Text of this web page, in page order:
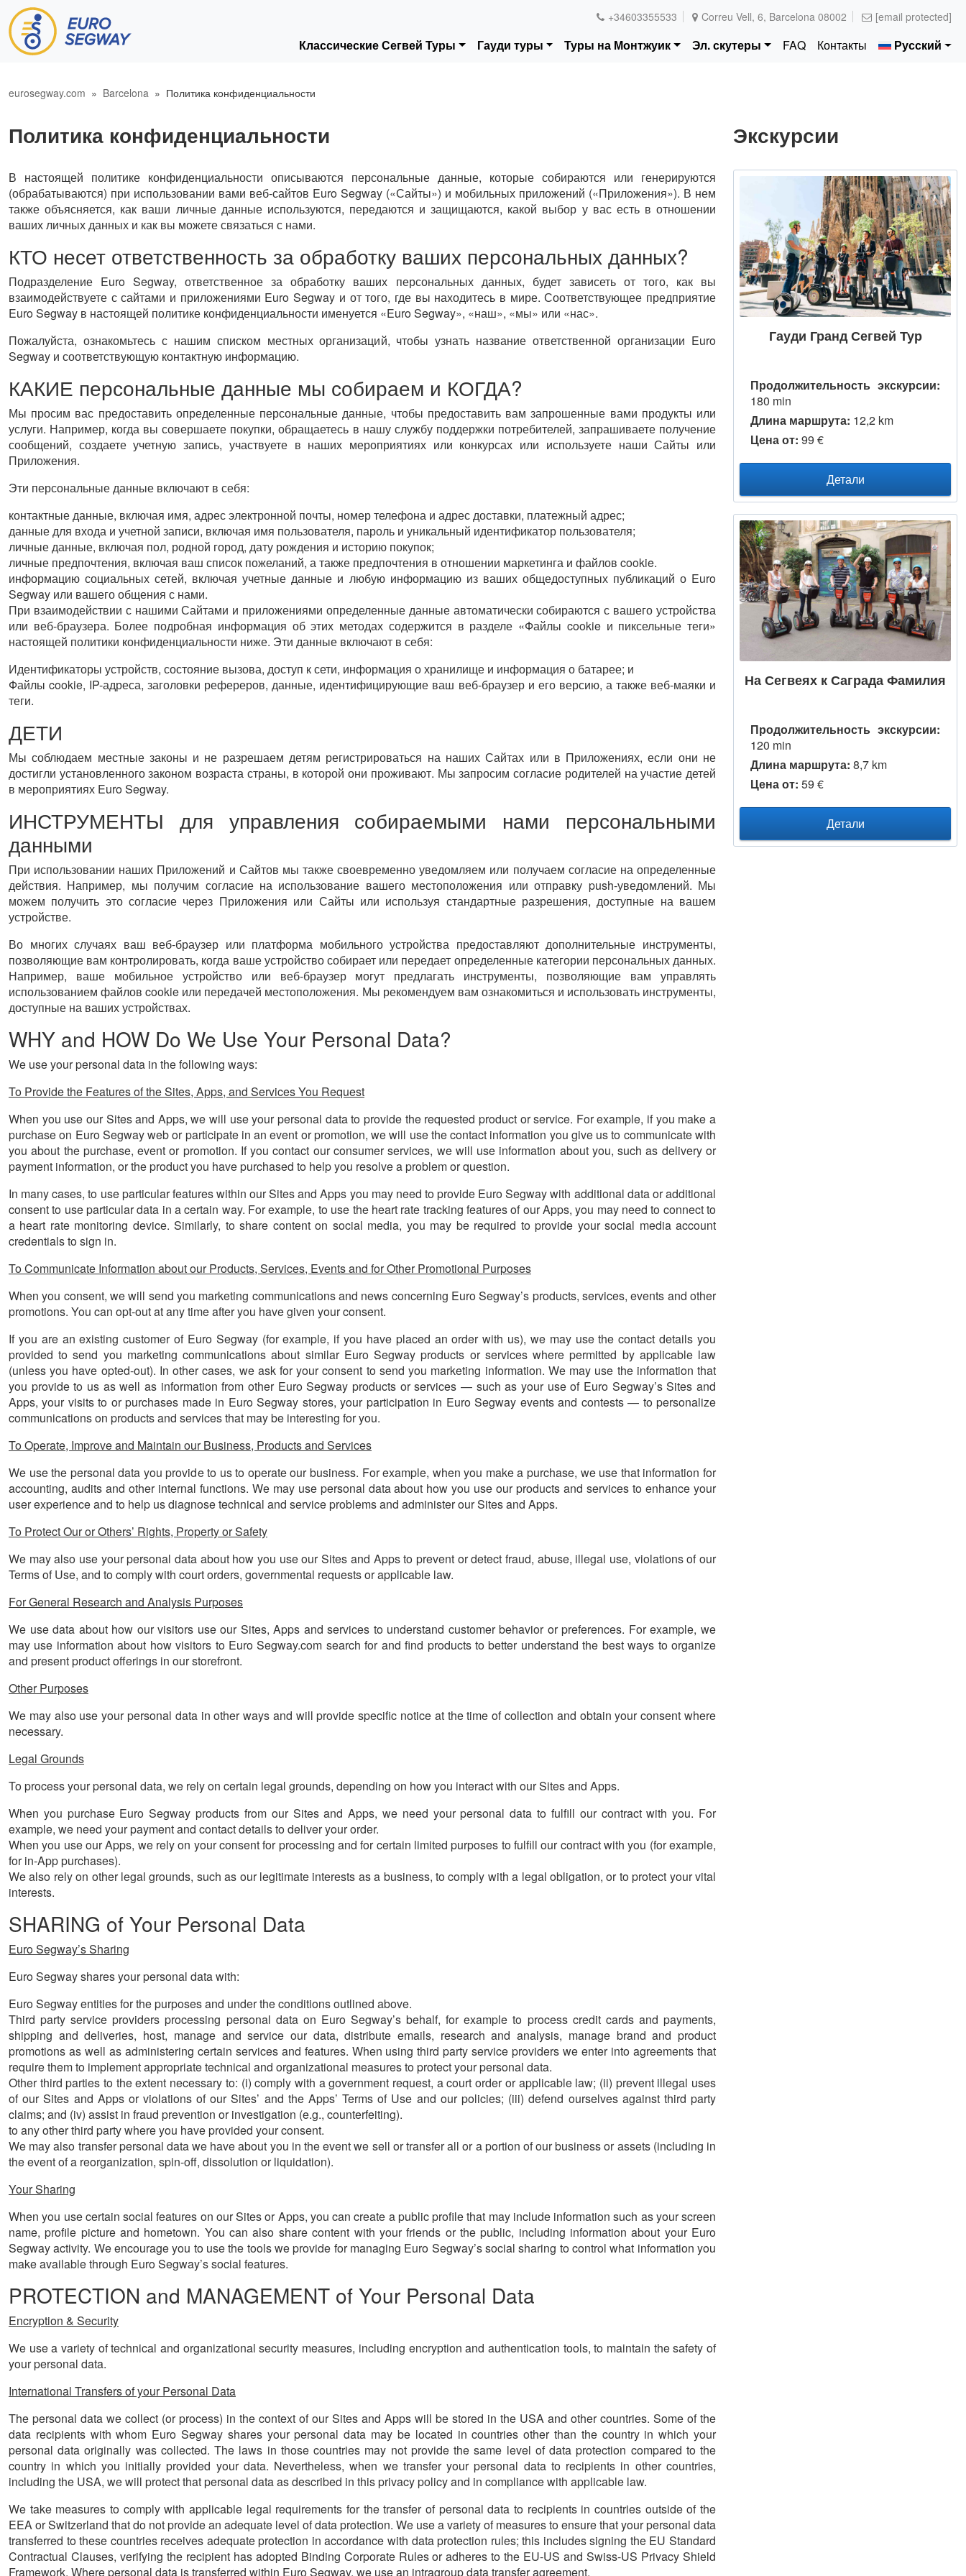
Основная навигация
+34603355533 Correu Vell, 6, Barcelona 08002 [email protected]
Классические Сегвей Туры Гауди туры Туры на Монтжуик Эл. скутеры FAQ Контакты Русский
eurosegway.com » Barcelona » Политика конфиденциальности
Политика конфиденциальности
В настоящей политике конфиденциальности описываются персональные данные, которые собираются или генерируются
(обрабатываются) при использовании вами веб-сайтов Euro Segway («Сайты») и мобильных приложений («Приложения»). В нем
также объясняется, как ваши личные данные используются, передаются и защищаются, какой выбор у вас есть в отношении
ваших личных данных и как вы можете связаться с нами.
КТО несет ответственность за обработку ваших персональных данных?
Подразделение Euro Segway, ответственное за обработку ваших персональных данных, будет зависеть от того, как вы
взаимодействуете с сайтами и приложениями Euro Segway и от того, где вы находитесь в мире. Соответствующее предприятие
Euro Segway в настоящей политике конфиденциальности именуется «Euro Segway», «наш», «мы» или «нас».
Пожалуйста, ознакомьтесь с нашим списком местных организаций, чтобы узнать название ответственной организации Euro
Segway и соответствующую контактную информацию.
КАКИЕ персональные данные мы собираем и КОГДА?
Мы просим вас предоставить определенные персональные данные, чтобы предоставить вам запрошенные вами продукты или
услуги. Например, когда вы совершаете покупки, обращаетесь в нашу службу поддержки потребителей, запрашиваете получение
сообщений, создаете учетную запись, участвуете в наших мероприятиях или конкурсах или используете наши Сайты или
Приложения.
Эти персональные данные включают в себя:
контактные данные, включая имя, адрес электронной почты, номер телефона и адрес доставки, платежный адрес;
данные для входа и учетной записи, включая имя пользователя, пароль и уникальный идентификатор пользователя;
личные данные, включая пол, родной город, дату рождения и историю покупок;
личные предпочтения, включая ваш список пожеланий, а также предпочтения в отношении маркетинга и файлов cookie.
информацию социальных сетей, включая учетные данные и любую информацию из ваших общедоступных публикаций о Euro
Segway или вашего общения с нами.
При взаимодействии с нашими Сайтами и приложениями определенные данные автоматически собираются с вашего устройства
или веб-браузера. Более подробная информация об этих методах содержится в разделе «Файлы cookie и пиксельные теги»
настоящей политики конфиденциальности ниже. Эти данные включают в себя:
Идентификаторы устройств, состояние вызова, доступ к сети, информация о хранилище и информация о батарее; и
Файлы cookie, IP-адреса, заголовки рефереров, данные, идентифицирующие ваш веб-браузер и его версию, а также веб-маяки и
теги.
ДЕТИ
Мы соблюдаем местные законы и не разрешаем детям регистрироваться на наших Сайтах или в Приложениях, если они не
достигли установленного законом возраста страны, в которой они проживают. Мы запросим согласие родителей на участие детей
в мероприятиях Euro Segway.
ИНСТРУМЕНТЫ для управления собираемыми нами персональными
данными
При использовании наших Приложений и Сайтов мы также своевременно уведомляем или получаем согласие на определенные
действия. Например, мы получим согласие на использование вашего местоположения или отправку push-уведомлений. Мы
можем получить это согласие через Приложения или Сайты или используя стандартные разрешения, доступные на вашем
устройстве.
Во многих случаях ваш веб-браузер или платформа мобильного устройства предоставляют дополнительные инструменты,
позволяющие вам контролировать, когда ваше устройство собирает или передает определенные категории персональных данных.
Например, ваше мобильное устройство или веб-браузер могут предлагать инструменты, позволяющие вам управлять
использованием файлов cookie или передачей местоположения. Мы рекомендуем вам ознакомиться и использовать инструменты,
доступные на ваших устройствах.
WHY and HOW Do We Use Your Personal Data?
We use your personal data in the following ways:
To Provide the Features of the Sites, Apps, and Services You Request
When you use our Sites and Apps, we will use your personal data to provide the requested product or service. For example, if you make a
purchase on Euro Segway web or participate in an event or promotion, we will use the contact information you give us to communicate with
you about the purchase, event or promotion. If you contact our consumer services, we will use information about you, such as delivery or
payment information, or the product you have purchased to help you resolve a problem or question.
In many cases, to use particular features within our Sites and Apps you may need to provide Euro Segway with additional data or additional
consent to use particular data in a certain way. For example, to use the heart rate tracking features of our Apps, you may need to connect to
a heart rate monitoring device. Similarly, to share content on social media, you may be required to provide your social media account
credentials to sign in.
To Communicate Information about our Products, Services, Events and for Other Promotional Purposes
When you consent, we will send you marketing communications and news concerning Euro Segway’s products, services, events and other
promotions. You can opt-out at any time after you have given your consent.
If you are an existing customer of Euro Segway (for example, if you have placed an order with us), we may use the contact details you
provided to send you marketing communications about similar Euro Segway products or services where permitted by applicable law
(unless you have opted-out). In other cases, we ask for your consent to send you marketing information. We may use the information that
you provide to us as well as information from other Euro Segway products or services — such as your use of Euro Segway’s Sites and
Apps, your visits to or purchases made in Euro Segway stores, your participation in Euro Segway events and contests — to personalize
communications on products and services that may be interesting for you.
To Operate, Improve and Maintain our Business, Products and Services
We use the personal data you provide to us to operate our business. For example, when you make a purchase, we use that information for
accounting, audits and other internal functions. We may use personal data about how you use our products and services to enhance your
user experience and to help us diagnose technical and service problems and administer our Sites and Apps.
To Protect Our or Others’ Rights, Property or Safety
We may also use your personal data about how you use our Sites and Apps to prevent or detect fraud, abuse, illegal use, violations of our
Terms of Use, and to comply with court orders, governmental requests or applicable law.
For General Research and Analysis Purposes
We use data about how our visitors use our Sites, Apps and services to understand customer behavior or preferences. For example, we
may use information about how visitors to Euro Segway.com search for and find products to better understand the best ways to organize
and present product offerings in our storefront.
Other Purposes
We may also use your personal data in other ways and will provide specific notice at the time of collection and obtain your consent where
necessary.
Legal Grounds
To process your personal data, we rely on certain legal grounds, depending on how you interact with our Sites and Apps.
When you purchase Euro Segway products from our Sites and Apps, we need your personal data to fulfill our contract with you. For
example, we need your payment and contact details to deliver your order.
When you use our Apps, we rely on your consent for processing and for certain limited purposes to fulfill our contract with you (for example,
for in-App purchases).
We also rely on other legal grounds, such as our legitimate interests as a business, to comply with a legal obligation, or to protect your vital
interests.
SHARING of Your Personal Data
Euro Segway’s Sharing
Euro Segway shares your personal data with:
Euro Segway entities for the purposes and under the conditions outlined above.
Third party service providers processing personal data on Euro Segway’s behalf, for example to process credit cards and payments,
shipping and deliveries, host, manage and service our data, distribute emails, research and analysis, manage brand and product
promotions as well as administering certain services and features. When using third party service providers we enter into agreements that
require them to implement appropriate technical and organizational measures to protect your personal data.
Other third parties to the extent necessary to: (i) comply with a government request, a court order or applicable law; (ii) prevent illegal uses
of our Sites and Apps or violations of our Sites’ and the Apps’ Terms of Use and our policies; (iii) defend ourselves against third party
claims; and (iv) assist in fraud prevention or investigation (e.g., counterfeiting).
to any other third party where you have provided your consent.
We may also transfer personal data we have about you in the event we sell or transfer all or a portion of our business or assets (including in
the event of a reorganization, spin-off, dissolution or liquidation).
Your Sharing
When you use certain social features on our Sites or Apps, you can create a public profile that may include information such as your screen
name, profile picture and hometown. You can also share content with your friends or the public, including information about your Euro
Segway activity. We encourage you to use the tools we provide for managing Euro Segway’s social sharing to control what information you
make available through Euro Segway’s social features.
PROTECTION and MANAGEMENT of Your Personal Data
Encryption & Security
We use a variety of technical and organizational security measures, including encryption and authentication tools, to maintain the safety of
your personal data.
International Transfers of your Personal Data
The personal data we collect (or process) in the context of our Sites and Apps will be stored in the USA and other countries. Some of the
data recipients with whom Euro Segway shares your personal data may be located in countries other than the country in which your
personal data originally was collected. The laws in those countries may not provide the same level of data protection compared to the
country in which you initially provided your data. Nevertheless, when we transfer your personal data to recipients in other countries,
including the USA, we will protect that personal data as described in this privacy policy and in compliance with applicable law.
We take measures to comply with applicable legal requirements for the transfer of personal data to recipients in countries outside of the
EEA or Switzerland that do not provide an adequate level of data protection. We use a variety of measures to ensure that your personal data
transferred to these countries receives adequate protection in accordance with data protection rules; this includes signing the EU Standard
Contractual Clauses, verifying the recipient has adopted Binding Corporate Rules or adheres to the EU-US and Swiss-US Privacy Shield
Framework. Where personal data is transferred within Euro Segway, we use an intragroup data transfer agreement.
Экскурсии
Гауди Гранд Сегвей Тур
Продолжительность экскурсии:
180 min
Длина маршрута: 12,2 km
Цена от: 99 €
Детали
На Сегвеях к Саграда Фамилия
Продолжительность экскурсии:
120 min
Длина маршрута: 8,7 km
Цена от: 59 €
Детали